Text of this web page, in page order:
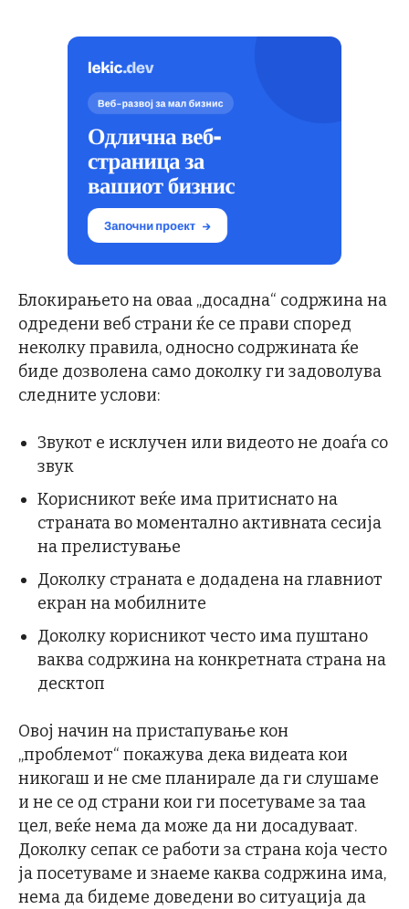
Блокирањето на оваа „досадна“ содржина на
одредени веб страни ќе се прави според
неколку правила, односно содржината ќе
биде дозволена само доколку ги задоволува
следните услови:
Звукот е исклучен или видеото не доаѓа со
звук
Корисникот веќе има притиснато на
страната во моментално активната сесија
на прелистување
Доколку страната е додадена на главниот
екран на мобилните
Доколку корисникот често има пуштано
ваква содржина на конкретната страна на
десктоп
Овој начин на пристапување кон
„проблемот“ покажува дека видеата кои
никогаш и не сме планирале да ги слушаме
и не се од страни кои ги посетуваме за таа
цел, веќе нема да може да ни досадуваат.
Доколку сепак се работи за страна која често
ја посетуваме и знаеме каква содржина има,
нема да бидеме доведени во ситуација да